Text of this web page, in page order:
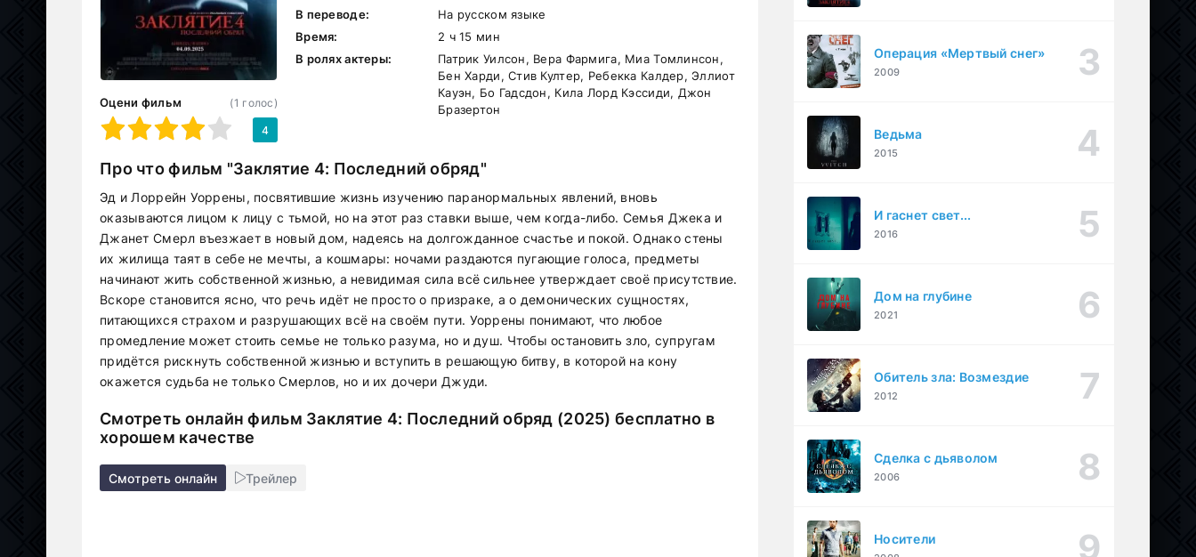
Оцени фильм
5
(1 голос)
4
В переводе:
На русском языке
Время:
2 ч 15 мин
В ролях актеры:
Патрик Уилсон, Вера Фармига, Миа Томлинсон,
Бен Харди, Стив Култер, Ребекка Калдер, Эллиот
Кауэн, Бо Гадсдон, Кила Лорд Кэссиди, Джон
Бразертон
Про что фильм "Заклятие 4: Последний обряд"
Эд и Лоррейн Уоррены, посвятившие жизнь изучению паранормальных явлений, вновь
оказываются лицом к лицу с тьмой, но на этот раз ставки выше, чем когда-либо. Семья Джека и
Джанет Смерл въезжает в новый дом, надеясь на долгожданное счастье и покой. Однако стены
их жилища таят в себе не мечты, а кошмары: ночами раздаются пугающие голоса, предметы
начинают жить собственной жизнью, а невидимая сила всё сильнее утверждает своё присутствие.
Вскоре становится ясно, что речь идёт не просто о призраке, а о демонических сущностях,
питающихся страхом и разрушающих всё на своём пути. Уоррены понимают, что любое
промедление может стоить семье не только разума, но и душ. Чтобы остановить зло, супругам
придётся рискнуть собственной жизнью и вступить в решающую битву, в которой на кону
окажется судьба не только Смерлов, но и их дочери Джуди.
Смотреть онлайн фильм Заклятие 4: Последний обряд (2025) бесплатно в
хорошем качестве
Смотреть онлайн Трейлер
Операция «Мертвый снег»
2009
Ведьма
2015
И гаснет свет...
2016
Дом на глубине
2021
Обитель зла: Возмездие
2012
Сделка с дьяволом
2006
Носители